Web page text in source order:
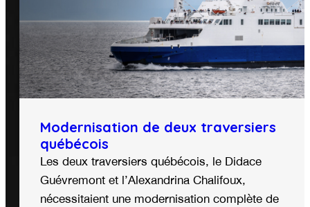
Modernisation de deux traversiers
québécois
Les deux traversiers québécois, le Didace
Guévremont et l’Alexandrina Chalifoux,
nécessitaient une modernisation complète de